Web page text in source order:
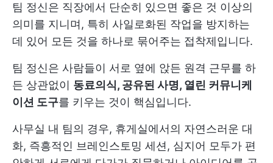
팀 정신은 직장에서 단순히 있으면 좋은 것 이상의
의미를 지니며, 특히 사일로화된 작업을 방지하는
데 있어 모든 것을 하나로 묶어주는 접착제입니다.
팀 정신은 사람들이 서로 옆에 앉든 원격 근무를 하
든 상관없이 동료의식, 공유된 사명, 열린 커뮤니케
이션 도구를 키우는 것이 핵심입니다.
사무실 내 팀의 경우, 휴게실에서의 자연스러운 대
화, 즉흥적인 브레인스토밍 세션, 심지어 모두가 편